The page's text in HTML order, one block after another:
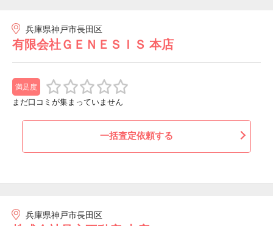
兵庫県神戸市長田区
有限会社ＧＥＮＥＳＩＳ 本店
満足度
まだ口コミが集まっていません
一括査定依頼する
兵庫県神戸市長田区